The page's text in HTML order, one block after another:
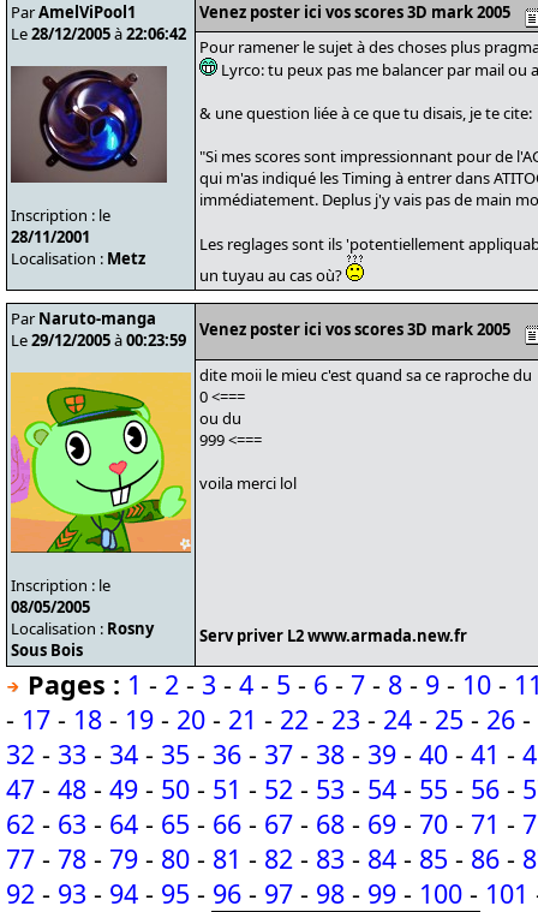
ParAmelViPool1
Le28/12/2005à22:06:42
Inscription : le
28/11/2001
Localisation : Metz
Venez poster ici vos scores 3D mark 2005
Pour ramener le sujet à des choses plus
Lyrco: tu peux pas me balancer par mail
& une question liée à ce que tu disais, je te cite:
"Si mes scores sont impressionnant pour de
qui m'as indiqué les Timing à entrer dans
immédiatement. Deplus j'y vais pas de main
Les reglages sont ils 'potentiellement
un tuyau au cas où?
Par Naruto-manga
Le29/12/2005à00:23:59
Inscription : le
08/05/2005
Localisation : Rosny
Sous Bois
Venez poster ici vos scores 3D mark 2005
dite moii le mieu c'est quand sa ce raproche du
0 <===
ou du
999 <===
voila merci lol
Serv priver L2 www.armada.new.fr
Pages : 1 - 2 - 3 - 4 - 5 - 6 - 7 - 8 - 9 - 10 -
- 17 - 18 - 19 - 20 - 21 - 22 - 23 - 24 - 25 - 26 -
32 - 33 - 34 - 35 - 36 - 37 - 38 - 39 - 40 - 41 -
47 - 48 - 49 - 50 - 51 - 52 - 53 - 54 - 55 - 56 -
62 - 63 - 64 - 65 - 66 - 67 - 68 - 69 - 70 - 71 -
77 - 78 - 79 - 80 - 81 - 82 - 83 - 84 - 85 - 86 -
92 - 93 - 94 - 95 - 96 - 97 - 98 - 99 - 100 - 101